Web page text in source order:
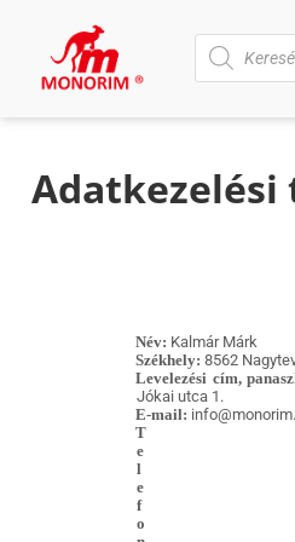
Név: Kalmár Márk
Székhely: 8562
Levelezési cím,
Jókai utca 1.
E-mail:
T
e
l
e
f
o